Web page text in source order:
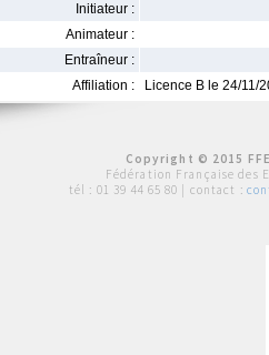
Initiateur :
Animateur :
Entraîneur :
Affiliation :
Licence B le 24/11/
Copyright © 2015
Fédération Française des
tél : 01 39 44 65 80 | contact :